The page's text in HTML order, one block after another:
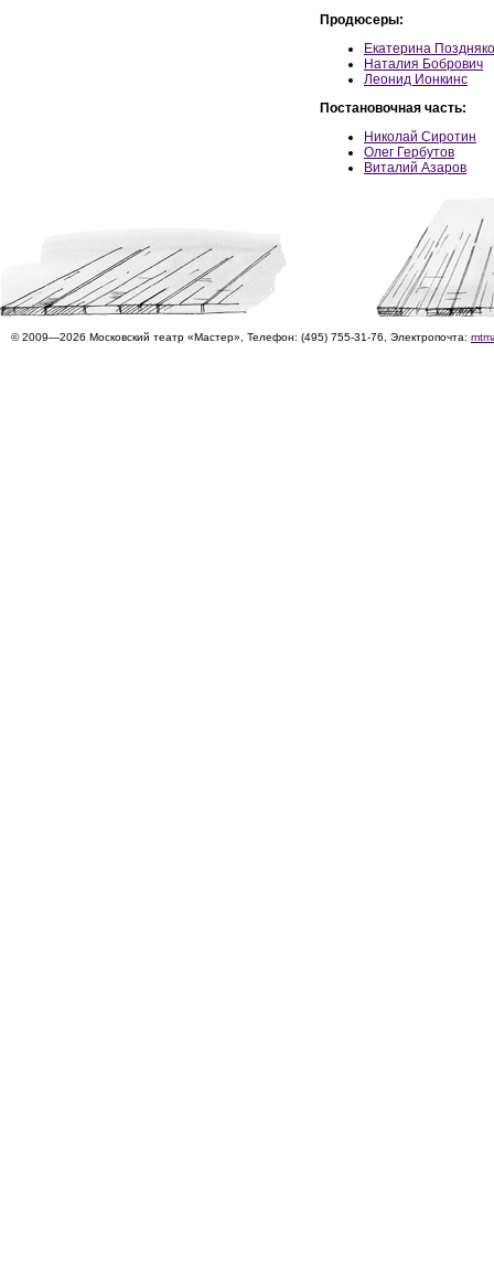
Продюсеры:
Екатерина
Наталия Бобрович
Леонид Ионкинс
Постановочная часть:
Николай Сиротин
Олег Гербутов
Виталий Азаров
© 2009—2026 Московский театр «Мастер», Телефон: (495) 755-31-76, Электропочта: